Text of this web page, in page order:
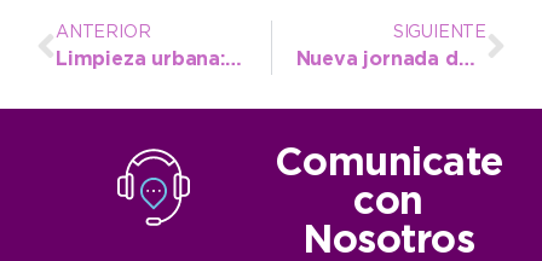
ANTERIOR
Limpieza urbana: articulan el trabajo entre barredoras y cuadrillas para mantener la ciudad en condiciones
SIGUIENTE
Nueva jornada de aprendizaje acerca del cuidado ambiental con los más pequeños
Comunicate
con
Nosotros